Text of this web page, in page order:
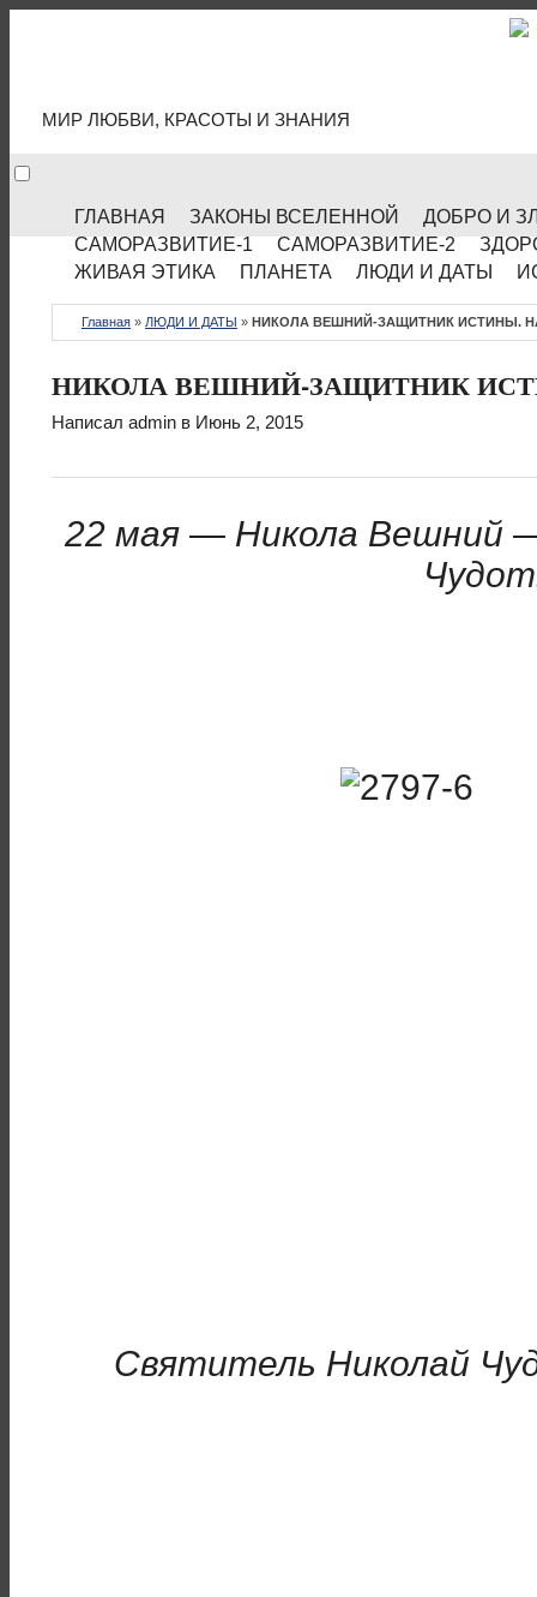
МИР ЛЮБВИ, КРАСОТЫ И ЗНАНИЯ
ГЛАВНАЯ ЗАКОНЫ ВСЕЛЕННОЙ
ДОБРО И
САМОРАЗВИТИЕ-1
САМОРАЗВИТИЕ-2
ЖИВАЯ ЭТИКА
ПЛАНЕТА ЛЮДИ И ДАТЫ
Главная » ЛЮДИ И ДАТЫ » НИКОЛА ВЕШНИЙ-ЗАЩИТНИК ИСТИНЫ.
НИКОЛА ВЕШНИЙ-ЗАЩИТНИК
Написал admin в Июнь 2, 2015
22 мая — Никола Вешний
Святитель Николай